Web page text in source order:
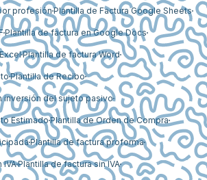
profesión Plantilla de Factura Google Sheets
Plantilla de factura en Google Docs
Plantilla de factura Word
Plantilla de Recibo
inversión del sujeto pasivo
Estimado Plantilla de Orden de Compra
Plantilla de factura proforma
IVAPlantilla de factura sin IVA